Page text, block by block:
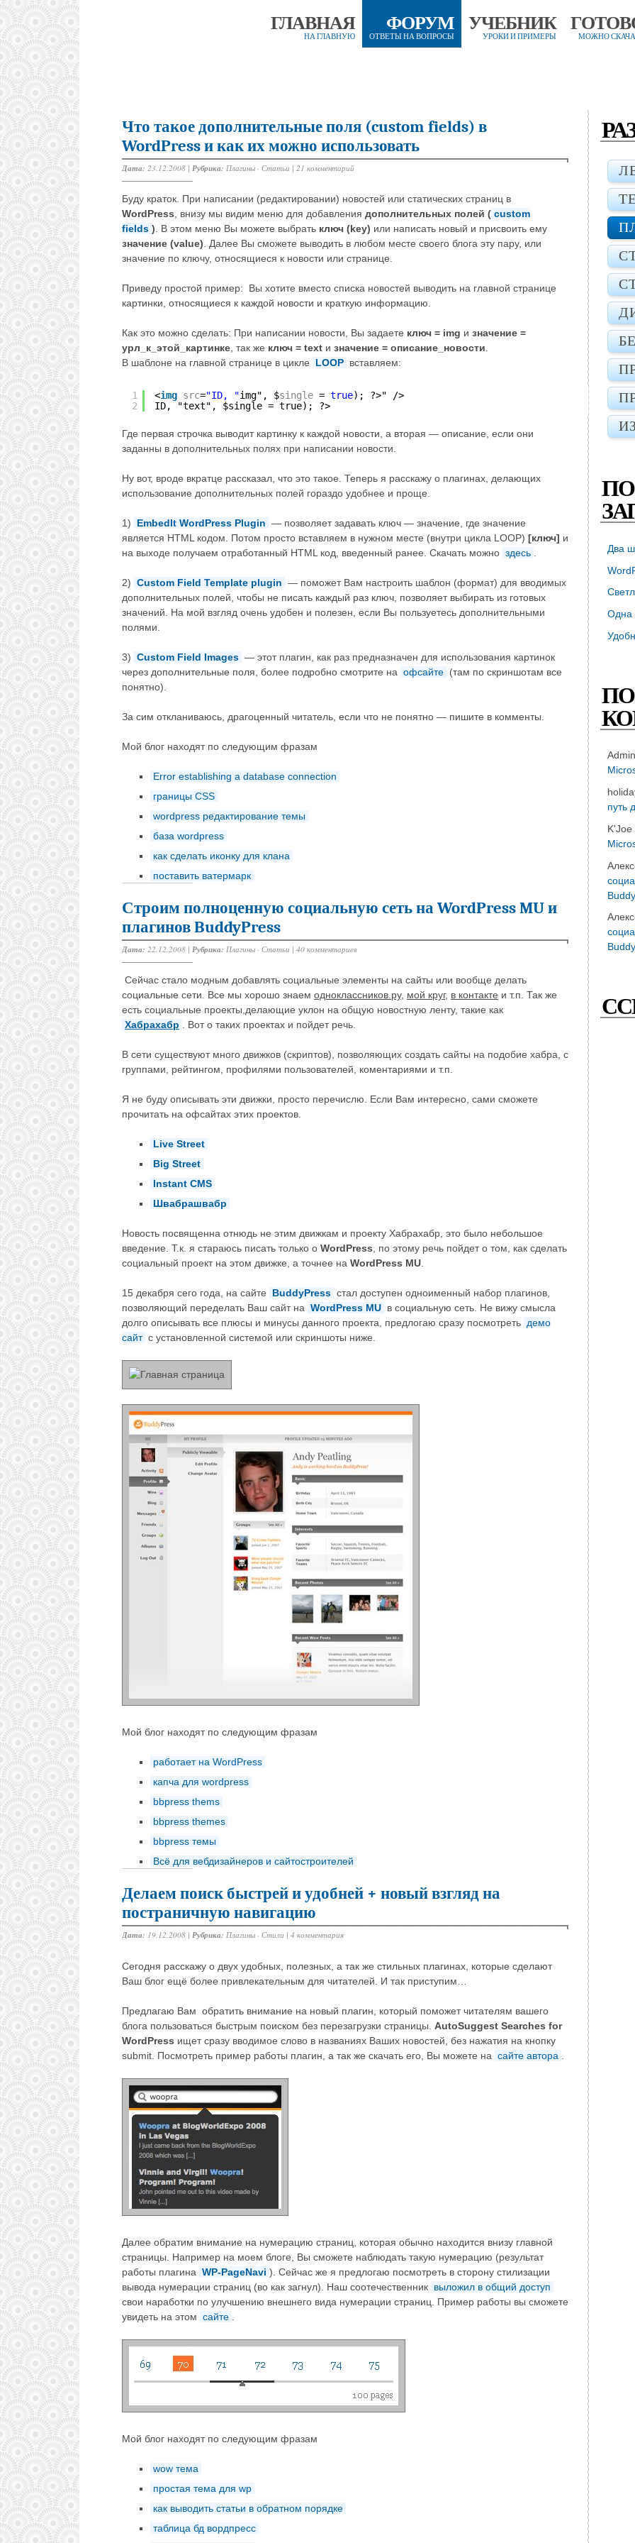
ГЛАВНАЯ
НА ГЛАВНУЮ
ФОРУМ
ОТВЕТЫ НА ВОПРОСЫ
УЧЕБНИК
УРОКИ И ПРИМЕРЫ МОЖНО
Что такое дополнительные поля (custom fields) в
WordPress и как их можно использовать
Дата: 23.12.2008 | Рубрика: Плагины · Статьи | 21 комментарий
Буду краток. При написании (редактировании) новостей или статических страниц в
WordPress , внизу мы видим меню для добавления дополнительных полей ( custom
fields ) . В этом меню Вы можете выбрать ключ (key) или написать новый и присвоить ему
значение (value) . Далее Вы сможете выводить в любом месте своего блога эту пару, или
значение по ключу, относящиеся к новости или странице.
Приведу простой пример: Вы хотите вместо списка новостей выводить на главной странице
картинки, относящиеся к каждой новости и краткую информацию.
Как это можно сделать: При написании новости, Вы задаете ключ = img и значение =
урл_к_этой_картинке , так же ключ = text и значение = описание_новости
В шаблоне на главной странице в цикле
LOOP вставляем:
1
2
<img src="ID, "img", $single = true); ?>" />
ID, "text", $single = true); ?>
Где первая строчка выводит картинку к каждой новости, а вторая — описание, если они
заданны в дополнительных полях при написании новости.
Ну вот, вроде вкратце рассказал, что это такое. Теперь я расскажу о плагинах, делающих
использование дополнительных полей гораздо удобнее и проще.
1) EmbedIt WordPress Plugin — позволяет задавать ключ — значение, где значение
является HTML кодом. Потом просто вставляем в нужном месте (внутри цикла LOOP) [ключ] и
на выходе получаем отработанный HTML код, введенный ранее. Скачать можно здесь
2) Custom Field Template plugin — поможет Вам настроить шаблон (формат) для вводимых
дополнительных полей, чтобы не писать каждый раз ключ, позволяет выбирать из готовых
значений. На мой взгляд очень удобен и полезен, если Вы пользуетесь дополнительными
полями.
3) Custom Field Images — этот плагин, как раз предназначен для использования картинок
через дополнительные поля, более подробно смотрите на офсайте (там по скриншотам все
понятно).
За сим откланиваюсь, драгоценный читатель, если что не понятно — пишите в комменты.
Мой блог находят по следующим фразам
Error establishing a database connection
границы CSS
wordpress редактирование темы
база wordpress
как сделать иконку для клана
поставить ватермарк
Строим полноценную социальную сеть на WordPress MU и
плагинов BuddyPress
Дата: 22.12.2008 | Рубрика: Плагины · Статьи | 40 комментариев
Сейчас стало модным добавлять социальные элементы на сайты или вообще делать
социальные сети. Все мы хорошо знаем одноклассников.ру, мой круг, в контакте и т.п. Так же
есть социальные проекты,делающие уклон на общую новостную ленту, такие как
Хабрахабр . Вот о таких проектах и пойдет речь.
В сети существуют много движков (скриптов), позволяющих создать сайты на подобие хабра, с
группами, рейтингом, профилями пользователей, коментариями и т.п.
Я не буду описывать эти движки, просто перечислю. Если Вам интересно, сами сможете
прочитать на офсайтах этих проектов.
Live Street
Big Street
Instant CMS
Швабрашвабр
Новость посвященна отнюдь не этим движкам и проекту Хабрахабр, это было небольшое
введение. Т.к. я стараюсь писать только о WordPress, по этому речь пойдет о том, как сделать
социальный проект на этом движке, а точнее на WordPress MU.
15 декабря сего года, на сайте BuddyPress стал доступен одноименный набор плагинов,
позволяющий переделать Ваш сайт на WordPress MU в социальную сеть. Не вижу смысла
долго описывать все плюсы и минусы данного проекта, предлогаю сразу посмотреть демо
сайт с установленной системой или скриншоты ниже.
Мой блог находят по следующим фразам
работает на WordPress
капча для wordpress
bbpress thems
bbpress themes
bbpress темы
Всё для вебдизайнеров и сайтостроителей
Делаем поиск быстрей и удобней + новый взгляд на
постраничную навигацию
Дата: 19.12.2008 | Рубрика: Плагины · Стили | 4 комментария
Сегодня расскажу о двух удобных, полезных, а так же стильных плагинах, которые сделают
Ваш блог ещё более привлекательным для читателей. И так приступим…
Предлагаю Вам обратить внимание на новый плагин, который поможет читателям вашего
блога пользоваться быстрым поиском без перезагрузки страницы. AutoSuggest Searches for
WordPress ищет сразу вводимое слово в названиях Ваших новостей, без нажатия на кнопку
submit. Посмотреть пример работы плагин, а так же скачать его, Вы можете на сайте автора
Далее обратим внимание на нумерацию страниц, которая обычно находится внизу главной
страницы. Например на моем блоге, Вы сможете наблюдать такую нумерацию (результат
работы плагина WP-PageNavi ). Сейчас же я предлогаю посмотреть в сторону стилизации
вывода нумерации страниц (во как загнул). Наш соотечественник выложил в общий доступ
свои наработки по улучшению внешнего вида нумерации страниц. Пример работы вы сможете
увидеть на этом сайте
Мой блог находят по следующим фразам
wow тема
простая тема для wp
как выводить статьи в обратном порядке
таблица бд вордпресс
Два
Одна
Admin
путь
K'Joe